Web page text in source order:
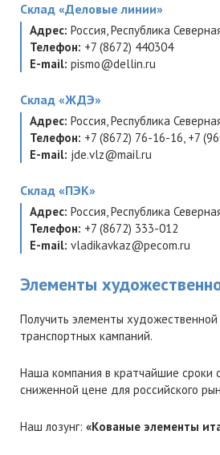
Склад «Деловые линии»
Адрес: Россия,Республика
Телефон: +7 (8672) 440304
E-mail: pismo@dellin.ru
Склад «ЖДЭ»
Адрес: Россия,Республика
Телефон: +7 (8672) 76-16-16, +7
E-mail: jde.vlz@mail.ru
Склад «ПЭК»
Адрес: Россия,Республика
Телефон: +7 (8672) 333-012
E-mail: vladikavkaz@pecom.ru
Элементы
Получить элементы
транспортных кампаний.
Наша компания в кратчайшие сроки
сниженной цене для российского
Наш лозунг: «Кованые элементы